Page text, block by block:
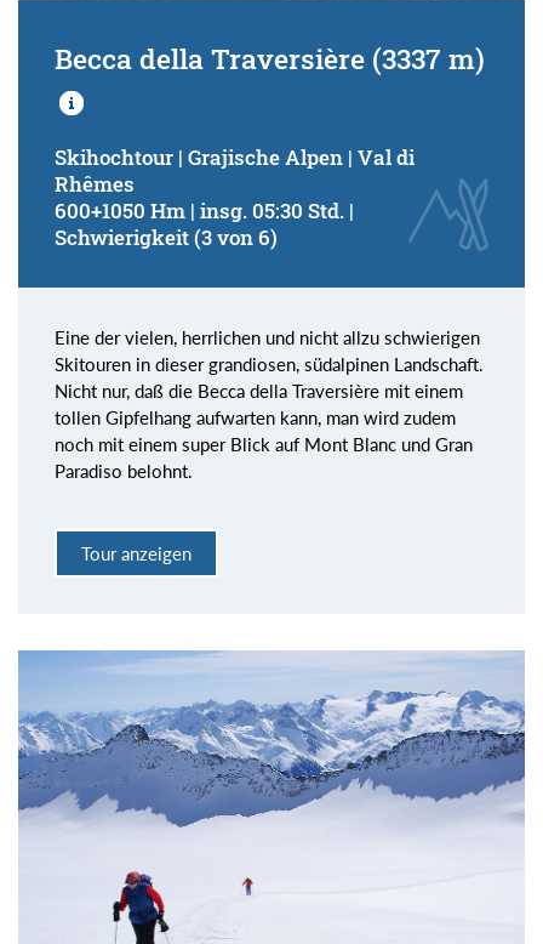
Becca della Traversière (3337 m)
Skihochtour | Grajische Alpen | Val di
Rhêmes
600+1050 Hm | insg. 05:30 Std. |
Schwierigkeit (3 von 6)
Eine der vielen, herrlichen und nicht allzu schwierigen
Skitouren in dieser grandiosen, südalpinen Landschaft.
Nicht nur, daß die Becca della Traversière mit einem
tollen Gipfelhang aufwarten kann, man wird zudem
noch mit einem super Blick auf Mont Blanc und Gran
Paradiso belohnt.
Tour anzeigen